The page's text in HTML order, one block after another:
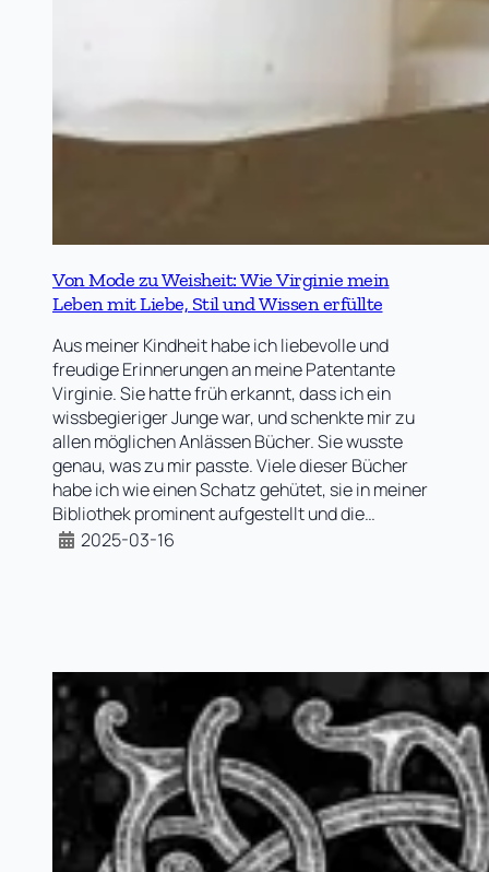
Von Mode zu Weisheit: Wie Virginie mein
Leben mit Liebe, Stil und Wissen erfüllte
Aus meiner Kindheit habe ich liebevolle und
freudige Erinnerungen an meine Patentante
Virginie. Sie hatte früh erkannt, dass ich ein
wissbegieriger Junge war, und schenkte mir zu
allen möglichen Anlässen Bücher. Sie wusste
genau, was zu mir passte. Viele dieser Bücher
habe ich wie einen Schatz gehütet, sie in meiner
Bibliothek prominent aufgestellt und die…
2025-03-16